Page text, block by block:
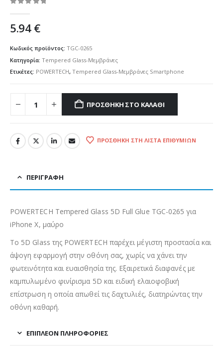
5.94€
Κωδικός προϊόντος: TGC-0265
Κατηγορία: Tempered Glass-Μεμβράνες
Ετικέτες: POWERTECH, Tempered Glass-Μεμβράνες Smartphone
ΠΡΟΣΘΉΚΗ ΣΤΟ ΚΑΛΆΘΙ
ΠΡΟΣΘΉΚΗ ΣΤΗ ΛΊΣΤΑ ΕΠΙΘΥΜΙΏΝ
ΠΕΡΙΓΡΑΦΉ
POWERTECH Tempered Glass 5D Full Glue TGC-0265 για
iPhone X, μαύρο
Το 5D Glass της POWERTECH παρέχει μέγιστη προστασία και
άψογη εφαρμογή στην οθόνη σας, χωρίς να χάνει την
φωτεινότητα και ευαισθησία της. Εξαιρετικά διαφανές με
καμπυλωμένο φινίρισμα 5D και ειδική ελαιοφοβική
επίστρωση η οποία απωθεί τις δαχτυλιές, διατηρώντας την
οθόνη καθαρή.
ΕΠΙΠΛΈΟΝ ΠΛΗΡΟΦΟΡΊΕΣ